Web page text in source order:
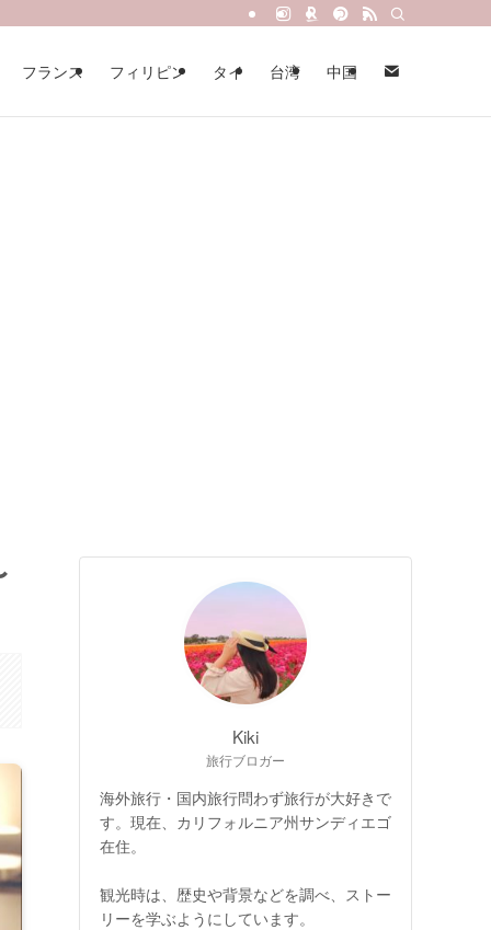
フランス フィリピン タイ 台湾 中国
Kiki
旅行ブロガー
海外旅行・国内旅行問わず旅行が大好きで
す。現在、カリフォルニア州サンディエゴ
在住。
観光時は、歴史や背景などを調べ、ストー
リーを学ぶようにしています。